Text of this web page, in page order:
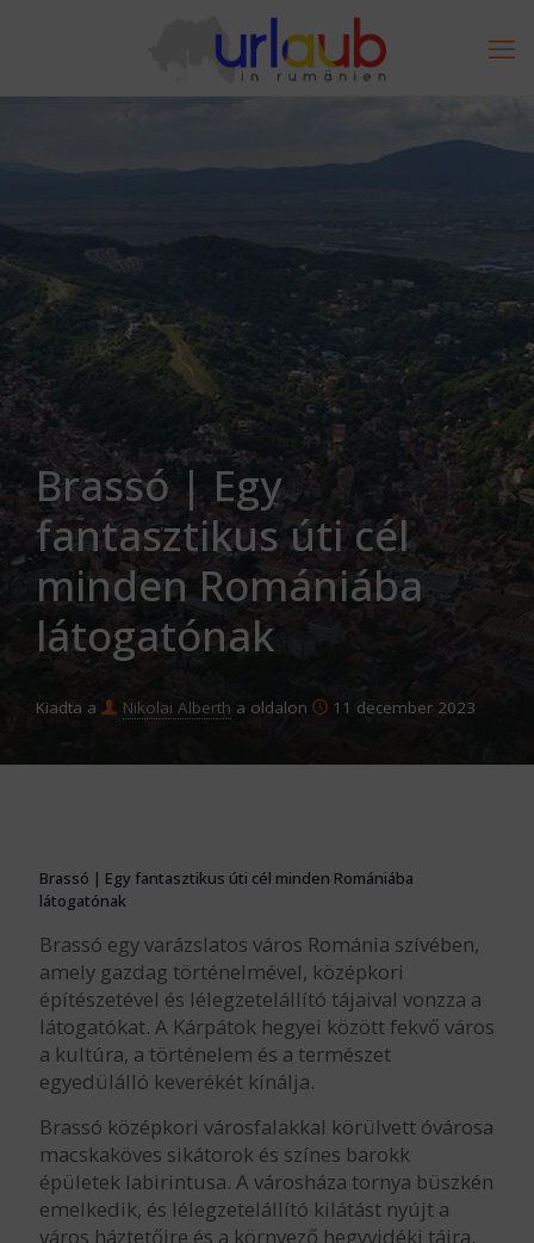
Brassó | Egy
fantasztikus úti cél
minden Romániába
látogatónak
Kiadta a Nikolai Alberth a oldalon 11 december 2023
Brassó | Egy fantasztikus úti cél minden Romániába
látogatónak
Brassó egy varázslatos város Románia szívében,
amely gazdag történelmével, középkori
építészetével és lélegzetelállító tájaival vonzza a
látogatókat. A Kárpátok hegyei között fekvő város
a kultúra, a történelem és a természet
egyedülálló keverékét kínálja.
Brassó középkori városfalakkal körülvett óvárosa
macskaköves sikátorok és színes barokk
épületek labirintusa. A városháza tornya büszkén
emelkedik, és lélegzetelállító kilátást nyújt a
város háztetőire és a környező hegyvidéki tájra.